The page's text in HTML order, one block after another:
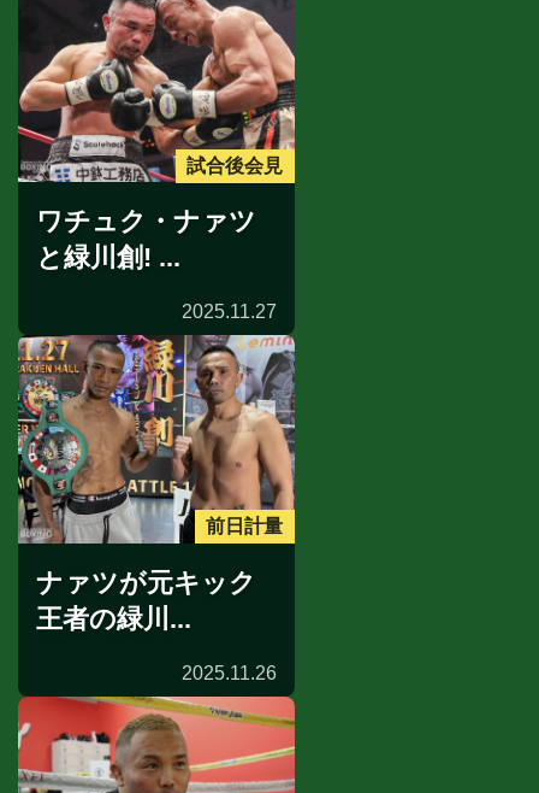
試合後会見
ワチュク・ナァツ
と緑川創! ...
2025.11.27
前日計量
ナァツが元キック
王者の緑川...
2025.11.26